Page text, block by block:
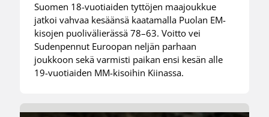
Suomen 18-vuotiaiden tyttöjen maajoukkue
jatkoi vahvaa kesäänsä kaatamalla Puolan EM-
kisojen puolivälierässä 78–63. Voitto vei
Sudenpennut Euroopan neljän parhaan
joukkoon sekä varmisti paikan ensi kesän alle
19-vuotiaiden MM-kisoihin Kiinassa.